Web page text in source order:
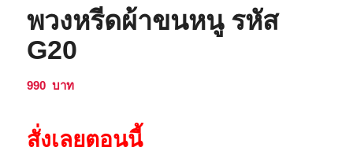
พวงหรีดผ้าขนหนู รหัส
G20
990 บาท
สั่งเลยตอนนี้